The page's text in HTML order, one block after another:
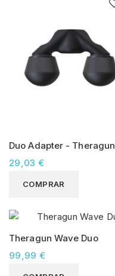
Duo Adapter - Theragun
29,03 €
COMPRAR
Theragun Wave Duo
99,99 €